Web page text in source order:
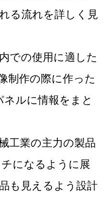
る流れを詳しく見
での使用に適した
制作の際に作った
ルに情報をまと
工業の主力の製品
になるように展
も見えるよう設計